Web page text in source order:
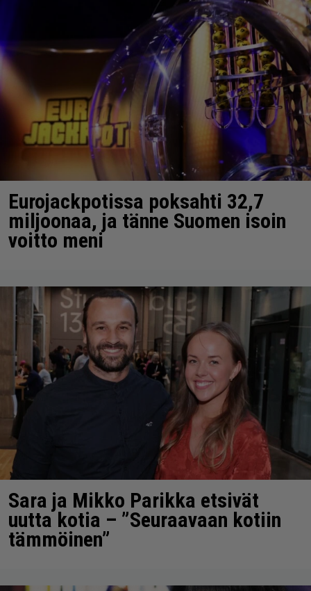
Eurojackpotissa poksahti 32,7
miljoonaa, ja tänne Suomen isoin
voitto meni
Sara ja Mikko Parikka etsivät
uutta kotia – ”Seuraavaan kotiin
tämmöinen”